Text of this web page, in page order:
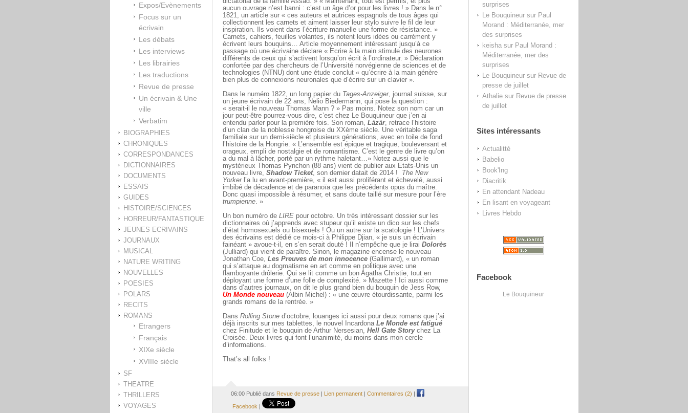
Expos/Evènements
Focus sur un
écrivain
Les débats
Les interviews
Les librairies
Les traductions
Revue de presse
Un écrivain & Une
ville
Verbatim
BIOGRAPHIES
CHRONIQUES
CORRESPONDANCES
DICTIONNAIRES
DOCUMENTS
ESSAIS
GUIDES
HISTOIRE/SCIENCES
HORREUR/FANTASTIQUE
JEUNES ECRIVAINS
JOURNAUX
MUSICAL
NATURE WRITING
NOUVELLES
POESIES
POLARS
RECITS
ROMANS
Etrangers
Français
XIXe siècle
XVIIIe siècle
SF
THEATRE
THRILLERS
VOYAGES
surprises
Le Bouquineursur Paul
Morand : Méditerranée, mer
des surprises
keishasur Paul Morand :
Méditerranée, mer des
surprises
Le Bouquineursur Revue de
presse de juillet
Athaliesur Revue de presse
de juillet
Sites intéressants
Actualitté
Babelio
Book'Ing
Diacritik
En attendant Nadeau
En lisant en voyageant
Livres Hebdo
Facebook
Le Bouquineur
aucun ouvrage n’est banni : c’est un âge d’or pour les livres ! » Dans le n°
1821, un article sur « ces auteurs et autrices espagnols de tous âges qui
collectionnent les carnets et aiment laisser leur stylo suivre le fil de leur
inspiration. Ils voient dans l’écriture manuelle une forme de résistance. »
Carnets, cahiers, feuilles volantes, ils notent leurs idées ou carrément y
écrivent leurs bouquins… Article moyennement intéressant jusqu’à ce
passage où une écrivaine déclare « Ecrire à la main stimule des neurones
différents de ceux qui s’activent lorsqu’on écrit à l’ordinateur. » Déclaration
confortée par des chercheurs de l’Université norvégienne de sciences et de
technologies (NTNU) dont une étude conclut « qu’écrire à la main génère
bien plus de connexions neuronales que d’écrire sur un clavier ».
Dans le numéro 1822, un long papier du Tages-Anzeiger, journal suisse, sur
un jeune écrivain de 22 ans, Nelio Biedermann, qui pose la question :
« serait-il le nouveau Thomas Mann ? » Pas moins. Notez son nom car un
jour peut-être pourrez-vous dire, c’est chez Le Bouquineur que j’en ai
entendu parler pour la première fois. Son roman, Làzàr, retrace l’histoire
d’un clan de la noblesse hongroise du XXème siècle. Une véritable saga
familiale sur un demi-siècle et plusieurs générations, avec en toile de fond
l’histoire de la Hongrie. « L’ensemble est épique et tragique, bouleversant et
orageux, empli de nostalgie et de romantisme. C’est le genre de livre qu’on
a du mal à lâcher, porté par un rythme haletant…» Notez aussi que le
mystérieux Thomas Pynchon (88 ans) vient de publier aux Etats-Unis un
nouveau livre, Shadow Ticket, son dernier datait de 2014 ! The New
Yorkerl’a lu en avant-première, « il est aussi proliférant et échevelé, aussi
imbibé de décadence et de paranoïa que les précédents opus du maître.
Donc quasi impossible à résumer, et sans doute taillé sur mesure pour l’ère
trumpienne. »
Un bon numéro de LIRE pour octobre. Un très intéressant dossier sur les
dictionnaires où j’apprends avec stupeur qu’il existe un dico sur les chefs
d’état homosexuels ou bisexuels ! Ou un autre sur la scatologie ! L’Univers
des écrivains est dédié ce mois-ci à Philippe Djian, « je suis un écrivain
fainéant » avoue-t-il, en s’en serait douté ! Il n’empêche que je lirai Dolorès
(Julliard) qui vient de paraître. Sinon, le magazine encense le nouveau
Jonathan Coe, Les Preuves de mon innocence(Gallimard), « un roman
qui s’attaque au dogmatisme en art comme en politique avec une
flamboyante drôlerie. Qui se lit comme un bon Agatha Christie, tout en
déployant une forme d’une folle de complexité. » Mazette ! Ici aussi comme
dans d’autres journaux, on dit le plus grand bien du bouquin de Jess Row,
Un Monde nouveau (Albin Michel) : « une œuvre étourdissante, parmi les
grands romans de la rentrée. »
Dans Rolling Stoned’octobre, louanges ici aussi pour deux romans que j’ai
déjà inscrits sur mes tablettes, le nouvel Incardona Le Monde est fatigué
chez Finitude et le bouquin de Arthur Nersesian, Hell Gate Storychez La
Croisée. Deux livres qui font l’unanimité, du moins dans mon cercle
d’informations.
That’s all folks !
06:00 Publié dans Revue de presse| Lien permanent| Commentaires (2) |
Facebook |